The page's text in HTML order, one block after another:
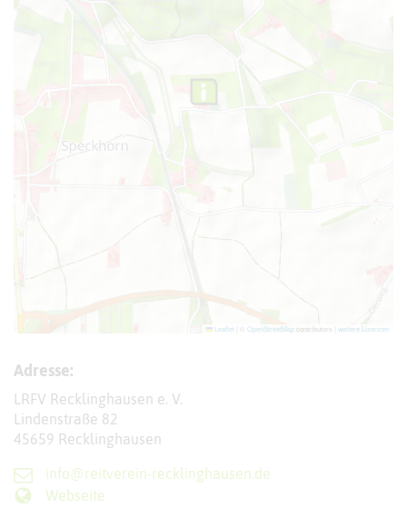
Leaflet OpenStreetMapcontributors | weitere Lizenzen
Adresse:
LRFV Recklinghausen e. V.
Lindenstraße 82
45659 Recklinghausen
info@reitverein-recklinghausen.de
Webseite